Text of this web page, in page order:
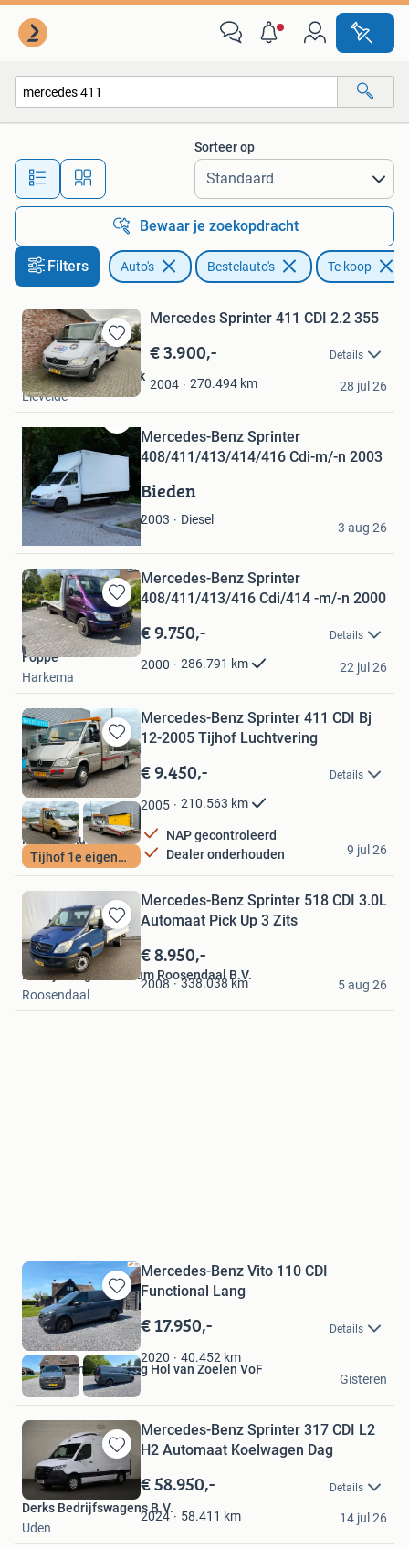
Alle afstanden…
Sorteer op
Bewaar je zoekopdracht
Filters Auto's Bestelauto's Te koop
Bewaren
in
Mijn
Favorieten
Mercedes Sprinter 411 CDI 2.2 355
€ 3.900,- Details
2004 270.494 km
Autobedrijf Bleumink
Lievelde
28 jul 26
Bewaren
in
Favorieten
Mercedes-Benz Sprinter
408/411/413/414/416 Cdi-m/-n 2003
Bieden
2003 Diesel
Abdellah Elachbouny
3 aug 26
Bewaren
in
Mijn
Favorieten
Mercedes-Benz Sprinter
408/411/413/416 Cdi/414 -m/-n 2000
€ 9.750,- Details
2000 286.791 km
Foppe
Harkema
22 jul 26
Bewaren
in
Mijn
Favorieten
Tijhof 1e eigenaar
Mercedes-Benz Sprinter 411 CDI Bj
12-2005 Tijhof Luchtvering
€ 9.450,- Details
2005 210.563 km
NAP gecontroleerd
Dealer onderhouden
Mathari Auto's VoF
Velddriel
9 jul 26
Bewaren
in
Mijn
Favorieten
Mercedes-Benz Sprinter 518 CDI 3.0L
Automaat Pick Up 3 Zits
€ 8.950,-
2008 338.038 km
Bedrijfswagencentrum Roosendaal B.V.
Roosendaal
5 aug 26
Bewaren
in
Mijn
Favorieten
Mercedes-Benz Vito 110 CDI
Functional Lang
€ 17.950,- Details
2020 40.452 km
Handelsonderneming Hol van Zoelen VoF
Ingen
Gisteren
Bewaren
in
Favorieten
Mercedes-Benz Sprinter 317 CDI L2
H2 Automaat Koelwagen Dag
€ 58.950,- Details
2024 58.411 km
Derks Bedrijfswagens B.V.
Uden
14 jul 26